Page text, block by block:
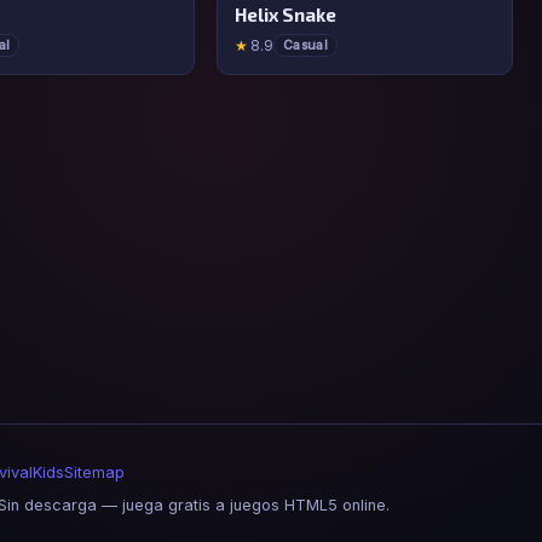
Helix Snake
★ 8.9 Casual
KidsSitemap
descarga — juega gratis a juegos HTML5 online.